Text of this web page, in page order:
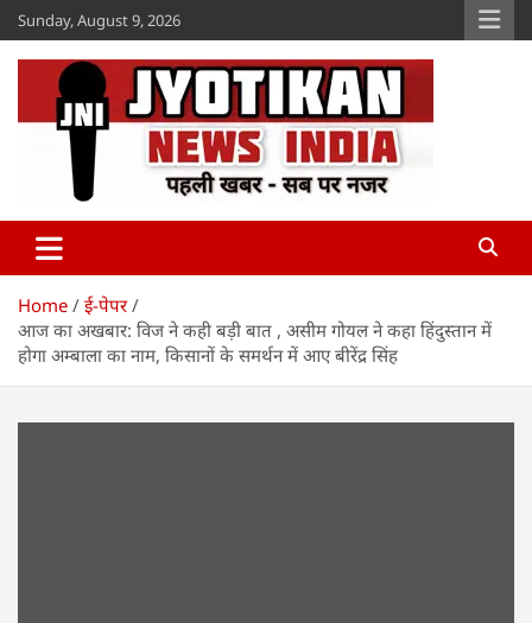
Skip
to
content
Sunday, August 9, 2026
Jyotikan
Home
ई-पेपर
आज का अखबार: विज ने कही बड़ी बात , असीम गोयल ने कहा हिंदुस्तान में
होगा अम्बाला का नाम, किसानों के समर्थन में आए बीरेंद्र सिंह